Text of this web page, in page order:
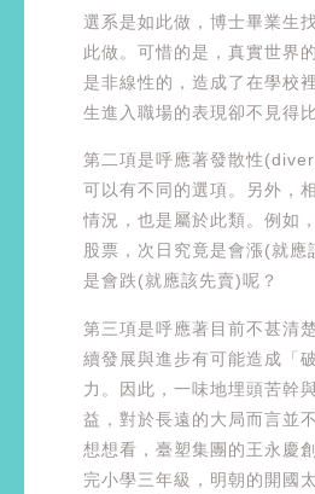
選系是如此做，博士畢業生
此做。可惜的是，真實世界
是非線性的，造成了在學校
生進入職場的表現卻不見得比
第二項是呼應著發散性
可以有不同的選項。另外，
情況，也是屬於此類。例如
股票，次日究竟是會漲(就應
是會跌(就應該先賣)呢？
第三項是呼應著目前不甚清
續發展與進步有可能造成「
力。因此，一味地埋頭苦幹
益，對於長遠的大局而言並
想想看，臺塑集團的王永慶
完小學三年級，明朝的開國